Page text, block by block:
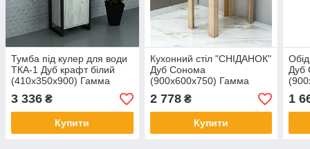
Тумба під кулер для води
ТКА-1 Дуб крафт білий
(410x350x900) Гамма
стиль
3 336 ₴
Купити
Кухонний стіл "СНІДАНОК"
Дуб Сонома
(900x600x750) Гамма
стиль
2 778₴
Купити
Дуб
1